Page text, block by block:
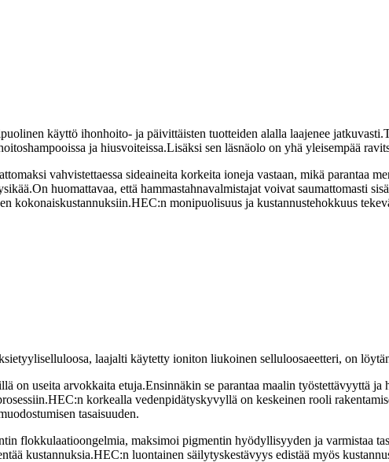
käyttö ihonhoito- ja päivittäisten tuotteiden alalla laajenee
ja hiusvoiteissa.Lisäksi sen läsnäolo on yhä yleisempää
vahvistettaessa sideaineita korkeita ioneja vastaan, mikä parantaa
huomattavaa, että hammastahnavalmistajat voivat saumattomasti
kokonaiskustannuksiin.HEC:n monipuolisuus ja kustannustehokkuus
laajalti käytetty ioniton liukoinen selluloosaeetteri, on
on useita arvokkaita etuja.Ensinnäkin se parantaa maalin työstettävyyttä ja
korkealla vedenpidätyskyvyllä on keskeinen rooli
tasaisuuden.
flokkulaatioongelmia, maksimoi pigmentin hyödyllisyyden ja varmistaa
kustannuksia.HEC:n luontainen säilytyskestävyys edistää myös